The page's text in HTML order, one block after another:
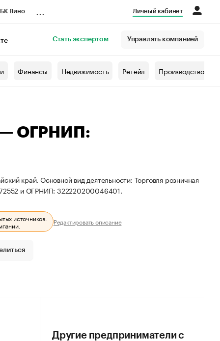
Вино Личный кабинет
Стать экспертом Управлять компанией
Финансы Недвижимость Ретейл Производство
— ОГРНИП:
край. Основной вид деятельности: Торговля розничная
и ОГРНИП: 322220200046401.
источников. Редактировать описание
Другие предприниматели с